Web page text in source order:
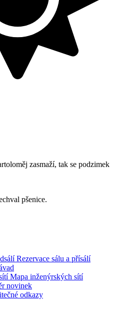
zasmaží, tak se podzimek
pšenice.
Rezervace sálu a přísálí
Mapa inženýrských sítí
novinek
odkazy